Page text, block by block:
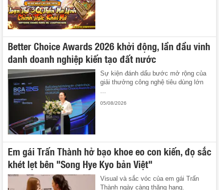
Better Choice Awards 2026 khởi động, lần đầu vinh
danh doanh nghiệp kiến tạo đất nước
Sự kiện đánh dấu bước mở rộng của
giải thưởng công nghệ tiêu dùng lớn
05/08/2026
Em gái Trấn Thành hở bạo khoe eo con kiến, đọ sắc
khét lẹt bên "Song Hye Kyo bản Việt"
Visual và sắc vóc của em gái Trấn
Thành ngày càng thăng hạng.